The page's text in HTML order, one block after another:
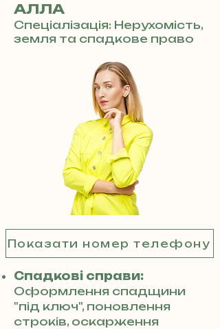
АЛЛА
Спеціалізація: Нерухомість,
земля та спадкове право
Показати номер телефону
Спадкові справи:
Оформлення спадщини
"під ключ", поновлення
строків, оскарження